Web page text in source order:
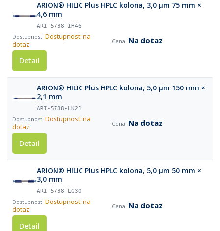
ARION® HILIC Plus HPLC kolona, 3,0 µm 75 mm ×
4,6 mm
ARI-5738-IH46
Dostupnost: na
dotaz
Na dotaz
Detail
ARION® HILIC Plus HPLC kolona, 5,0 µm 150 mm ×
2,1 mm
ARI-5738-LK21
Dostupnost: na
dotaz
Na dotaz
Detail
ARION® HILIC Plus HPLC kolona, 5,0 µm 50 mm ×
3,0 mm
ARI-5738-LG30
Dostupnost: na
dotaz
Na dotaz
Detail